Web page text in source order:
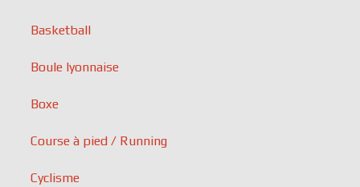
Basketball
Boule lyonnaise
Boxe
Course à pied / Running
Cyclisme